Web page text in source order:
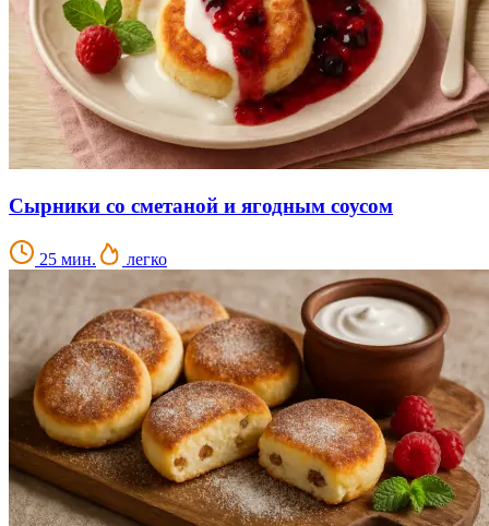
Сырники со сметаной и ягодным соусом
25 мин. легко